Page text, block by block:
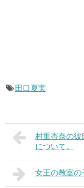
田口夏実
村重杏奈の彼
について。
女王の教室の